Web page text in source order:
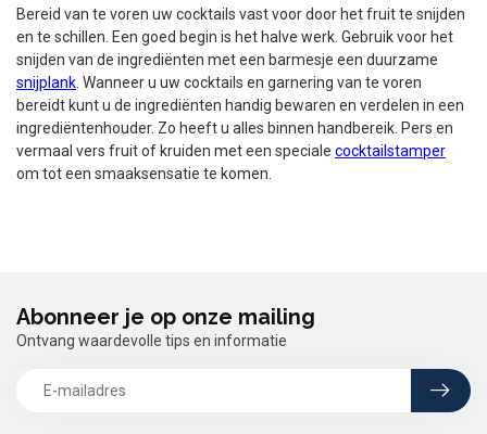
Bereid van te voren uw cocktails vast voor door het fruit te snijden
en te schillen. Een goed begin is het halve werk. Gebruik voor het
snijden van de ingrediënten met een barmesje een duurzame
snijplank . Wanneer u uw cocktails en garnering van te voren
bereidt kunt u de ingrediënten handig bewaren en verdelen in een
ingrediëntenhouder. Zo heeft u alles binnen handbereik. Pers en
vermaal vers fruit of kruiden met een speciale cocktailstamper
om tot een smaaksensatie te komen.
Abonneer je op onze mailing
Ontvang waardevolle tips en informatie